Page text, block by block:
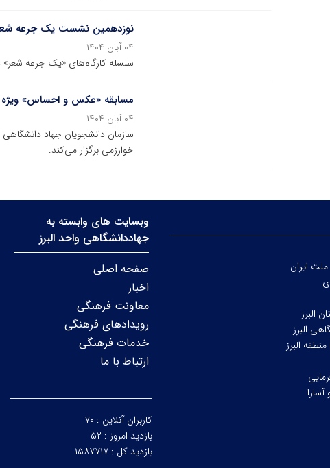
نوزدهمین نشست یک جرعه
۰۴ آبان ۱۴۰۴
سلسله کارگاه‌های «یک جرعه شعر»
مسابقه «عکس و احساس» ویژه‌
۰۴ آبان ۱۴۰۴
سازمان دانشجویان جهاد
خوارزمی برگزار می‌کند.
ایران
البرز
البرز
البرز
وبسایت های وابسته به
جهاددانشگاهی واحد البرز
صفحه اصلی
اخبار
معاونت فرهنگی
رویدادهای فرهنگی
خدمات فرهنگی
ارتباط با ما
کاربران آنلاین : ۷۰
بازدید امروز : ۵۲
بازدید کل : ۱۵۸۷۷۱۷